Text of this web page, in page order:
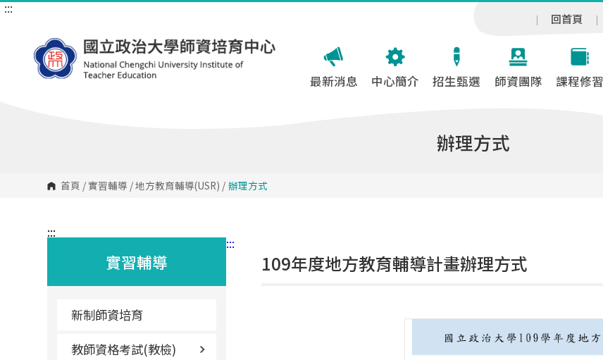
跳
:::
回首頁
最新消息 中心簡介 招生甄選 師資團隊 課程修習
辦理方式
首頁 /實習輔導 /地方教育輔導(USR) / 辦理方式
:::
實習輔導
新制師資培育
教師資格考試(教檢)
:::
109年度地方教育輔導計畫辦理方式